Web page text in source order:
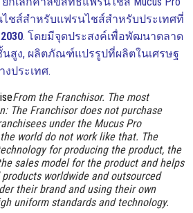
ชส์สําหรับแฟรนไชส์สําหรับประเทศที่
2030. โดยมีจุดประสงค์เพื่อพัฒนาตลาด
สูง, ผลิตภัณฑ์แปรรูปที่ผลิตในเศรษฐ
ประเทศ.
From the Franchisor. The most
: The Franchisor does not purchase
under the Mucus Pro
world do not work like that. The
for producing the product, the
sales model for the product and helps
worldwide and outsourced
their brand and using their own
uniform standards and technology.